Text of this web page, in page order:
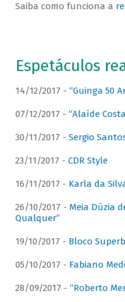
Saiba como funciona a
Espetáculos
14/12/2017 - “Guinga 50
07/12/2017 - “Alaíde
30/11/2017 - Sergio
23/11/2017 - CDR Style
16/11/2017 - Karla da
26/10/2017 - Meia Dúzia
Qualquer”
19/10/2017 - Bloco
05/10/2017 - Fabiano
28/09/2017 - “Roberto